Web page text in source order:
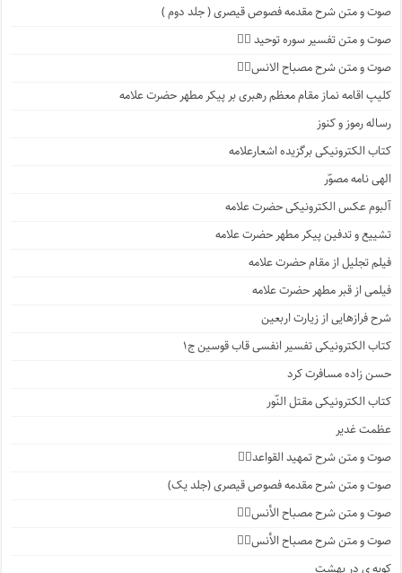
صوت و متن شرح مقدمه فصوص قیصری ( جلد دوم )
صوت و متن تفسیر سوره توحید ۱️⃣
صوت و متن شرح مصباح الانس۸⃣
کلیپ اقامه نماز مقام معظم رهبری بر پیکر مطهر حضرت علامه
رساله رموز و کنوز
کتاب الکترونیکی برگزیده اشعارعلامه
الهی نامه مصوّر
آلبوم عکس الکترونیکی حضرت علامه
تشییع و تدفین پیکر مطهر حضرت علامه
فیلم تجلیل از مقام حضرت علامه
فیلمی از قبر مطهر حضرت علامه
شرح فرازهایی از زیارت اربعین
کتاب الکترونیکی تفسیر انفسی قاب قوسین ج۱
حسن زاده مسافرت کرد
کتاب الکترونیکی مقتل النّور
عظمت غدیر
صوت و متن شرح تمهید القواعد۱️⃣
صوت و متن شرح مقدمه فصوص قیصری (جلد یک)
صوت و متن شرح مصباح الأنس۷️⃣
صوت و متن شرح مصباح الأنس۶️⃣